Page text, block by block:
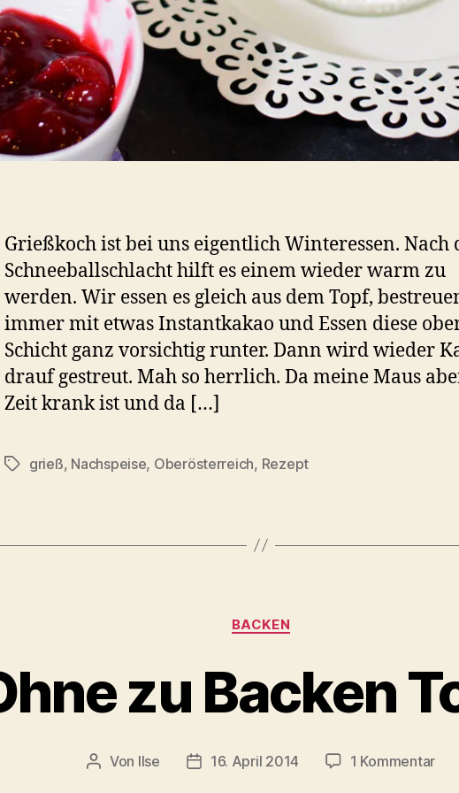
Grießkoch ist bei uns eigentlich Winteressen. Nach
Schneeballschlacht hilft es einem wieder warm zu
werden. Wir essen es gleich aus dem Topf,
immer mit etwas Instantkakao und Essen diese
Schicht ganz vorsichtig runter. Dann wird wieder
drauf gestreut. Mah so herrlich. Da meine Maus
Zeit krank ist und da […]
Schlagwörter
grieß, Nachspeise, Oberösterreich, Rezept
Kategorien
BACKEN
zu Backen
Beitragsautor
Von Ilse Beitragsdatum
16. April 2014 1 Kommentarzu